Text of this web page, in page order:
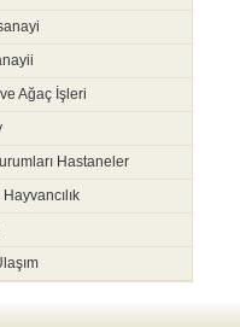
Ağaç İşleri
Hastaneler
Hayvancılık